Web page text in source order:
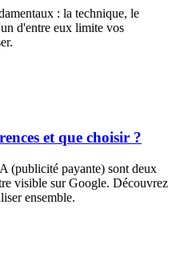
: la technique, le
d'entre eux limite vos
et que choisir ?
(publicité payante) sont deux
visible sur Google. Découvrez
ensemble.